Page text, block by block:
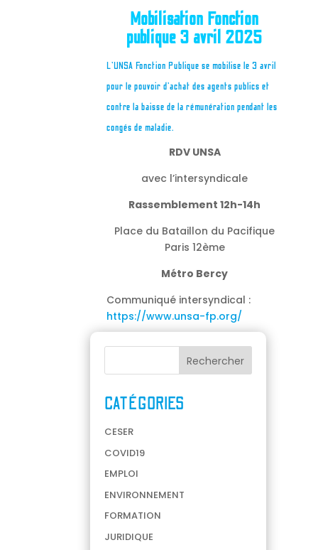
Mobilisation Fonction
publique 3 avril 2025
L’UNSA Fonction Publique se mobilise le 3 avril
pour le pouvoir d’achat des agents publics et
contre la baisse de la rémunération pendant les
congés de maladie.
RDV UNSA
avec l’intersyndicale
Rassemblement 12h-14h
Place du Bataillon du Pacifique
Paris 12ème
Métro Bercy
Communiqué intersyndical :
https://www.unsa-fp.org/
CATÉGORIES
CESER
COVID19
EMPLOI
ENVIRONNEMENT
FORMATION
JURIDIQUE